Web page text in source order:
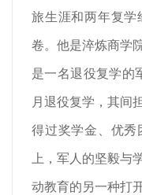
旅生涯和两年复学
卷。他是淬炼商学
是一名退役复学的
月退役复学，其间
得过奖学金、优秀
上，军人的坚毅与
动教育的另一种打